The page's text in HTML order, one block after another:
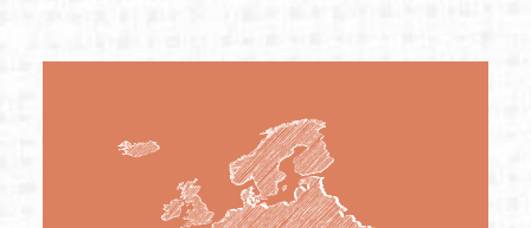
autrice. Elle est la fondatrice et directrice
créée à Berlin en 2008 et à Singapour en 2011.
(Photography: Geric Cruz)